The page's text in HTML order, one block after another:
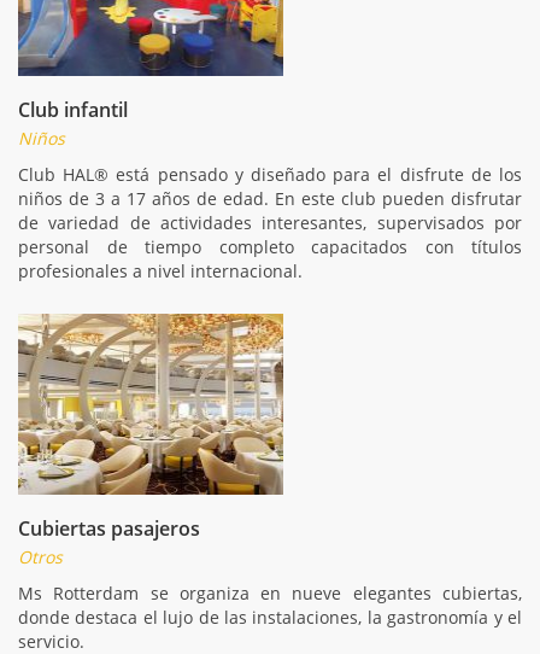
Club infantil
Niños
Club HAL® está pensado y diseñado para el disfrute de los
niños de 3 a 17 años de edad. En este club pueden disfrutar
de variedad de actividades interesantes, supervisados por
personal de tiempo completo capacitados con títulos
profesionales a nivel internacional.
Cubiertas pasajeros
Otros
Ms Rotterdam se organiza en nueve elegantes cubiertas,
donde destaca el lujo de las instalaciones, la gastronomía y el
servicio.